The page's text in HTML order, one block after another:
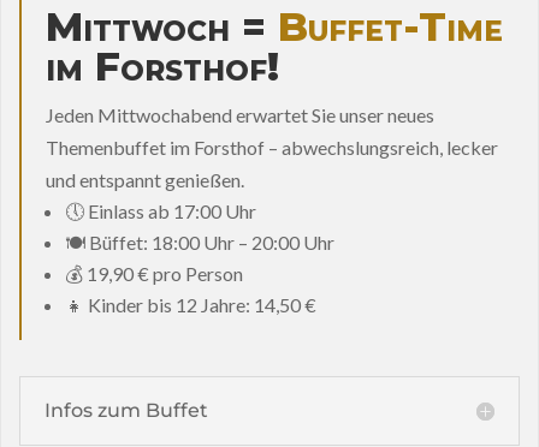
Mittwoch = Buffet-Time
im Forsthof!
Jeden Mittwochabend erwartet Sie unser neues
Themenbuffet im Forsthof – abwechslungsreich, lecker
und entspannt genießen.
🕔 Einlass ab 17:00 Uhr
🍽️ Büffet: 18:00 Uhr – 20:00 Uhr
💰 19,90 € pro Person
👧 Kinder bis 12 Jahre: 14,50 €
Infos zum Buffet